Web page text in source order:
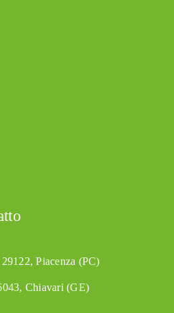
Piacenza (PC)
Chiavari (GE)